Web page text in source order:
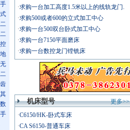
二
二
二
·求购一台加工高度1.5米以上的线轨龙门.
·求购500或者600的立式加工中心
·求购一台500双台卧式加工中心
·求购一台7150平面磨床
·求购一台数控龙门镗铣床
机床型号
更多>>
·C6150/HK-卧式车床
·CA S6150-普通车床